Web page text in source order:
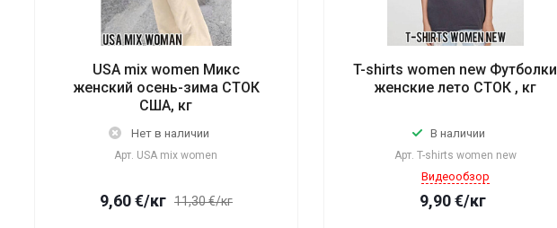
USA mix women Микс
женский осень-зима СТОК
США, кг
Нет в наличии
Арт. USA mix women
9,60€/кг 11,30 €/кг
T-shirts women new Футболки
женские лето СТОК , кг
В наличии
Арт. T-shirts women new
Видеообзор
9,90€/кг